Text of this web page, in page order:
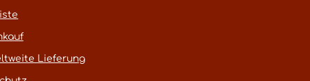
Lieferung